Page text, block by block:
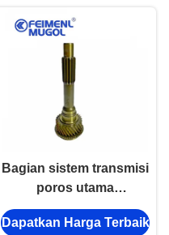
Bagian sistem transmisi
poros utama
8972529241 ISUZU NPR
NQR 14t 8972529240
Dapatkan Harga Terbaik